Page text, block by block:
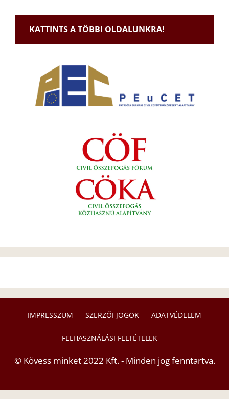
KATTINTS A TÖBBI OLDALUNKRA!
IMPRESSZUM SZERZŐI JOGOK ADATVÉDELEM
FELHASZNÁLÁSI FELTÉTELEK
© Kövess minket 2022 Kft. - Minden jog fenntartva.